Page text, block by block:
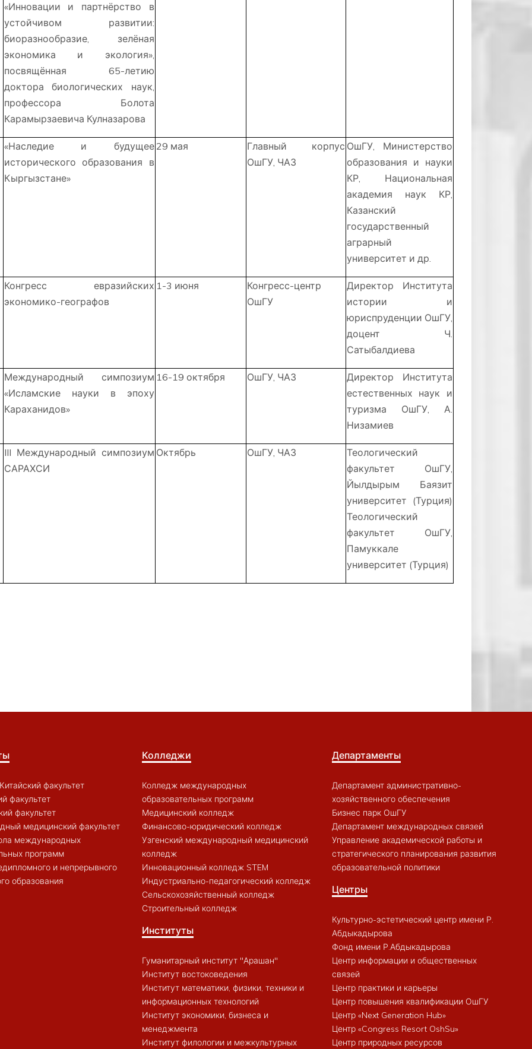
«Инновации и партнёрство в
устойчивом развитии:
биоразнообразие, зелёная
экономика и экология»,
посвящённая 65-летию
доктора биологических наук,
профессора Болота
Карамырзаевича Кулназарова
«Наследие и будущее
исторического образования в
Кыргызстане»
29 мая
Главный корпус
ОшГУ, ЧАЗ
ОшГУ, Министерство
образования и науки
КР, Национальная
академия наук КР,
Казанский
государственный
аграрный
университет и др.
Конгресс евразийских
экономико-географов
1-3 июня
Конгресс-центр
ОшГУ
Директор Института
истории и
юриспруденции ОшГУ,
доцент Ч.
Сатыбалдиева
Международный симпозиум
«Исламские науки в эпоху
Караханидов»
16-19 октября ОшГУ, ЧАЗ
Директор Института
естественных наук и
туризма ОшГУ, А.
Низамиев
III Международный симпозиум
САРАХСИ
Октябрь ОшГУ, ЧАЗ
Теологический
факультет ОшГУ,
Йылдырым Баязит
университет (Турция)
Теологический
факультет ОшГУ,
Памуккале
университет (Турция)
факультет
факультет
факультет
медицинский факультет
международных
программ
и непрерывного
образования
Колледжи
Колледж международных
образовательных программ
Медицинский колледж
Финансово-юридический колледж
Узгенский международный медицинский
колледж
Инновационный колледж STEM
Индустриально-педагогический колледж
Сельскохозяйственный колледж
Строительный колледж
Институты
Гуманитарный институт "Арашан"
Институт востоковедения
Институт математики, физики, техники и
информационных технологий
Институт экономики, бизнеса и
менеджмента
Институт филологии и межкультурных
Департаменты
Департамент административно-
хозяйственного обеспечения
Бизнес парк ОшГУ
Департамент международных связей
Управление академической работы и
стратегического планирования развития
образовательной политики
Центры
Культурно-эстетический центр имени Р.
Абдыкадырова
Фонд имени Р.Абдыкадырова
Центр информации и общественных
связей
Центр практики и карьеры
Центр повышения квалификации ОшГУ
Центр «Next Generation Hub»
Центр «Congress Resort OshSu»
Центр природных ресурсов